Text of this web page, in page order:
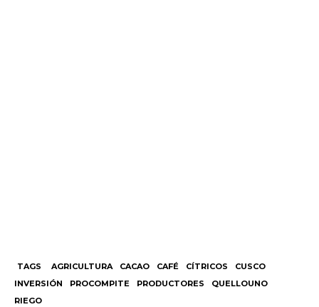
TAGS AGRICULTURA CACAO CAFÉ CÍTRICOS
CUSCO
INVERSIÓN
PROCOMPITE PRODUCTORES
QUELLOUNO
RIEGO